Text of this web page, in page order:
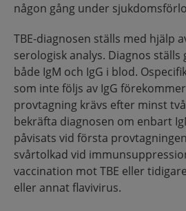
någon gång under
TBE-diagnosen ställs med hjälp
serologisk analys. Diagnos ställs
både IgM och IgG i blod.
som inte följs av IgG
provtagning krävs efter minst
bekräfta diagnosen om enbart
påvisats vid första
svårtolkad vid
vaccination mot TBE eller
eller annat flavivirus.